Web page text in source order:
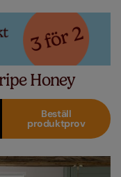
Honey
Beställ
produktprov